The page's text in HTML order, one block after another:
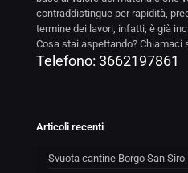
contraddistingue per rapidità,
termine dei lavori, infatti, è già
Cosa stai aspettando? Chiamaci
Telefono: 3662197861
Articoli recenti
Svuota cantine Borgo San Siro